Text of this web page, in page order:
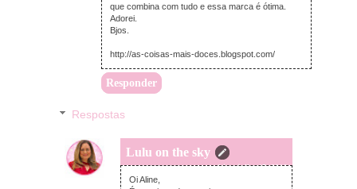
que combina com tudo e essa marca é ótima.
Adorei.
Bjos.
http://as-coisas-mais-doces.blogspot.com/
Responder
Respostas
Lulu on the sky
sexta-feira, julho 15, 2016
Oi Aline,